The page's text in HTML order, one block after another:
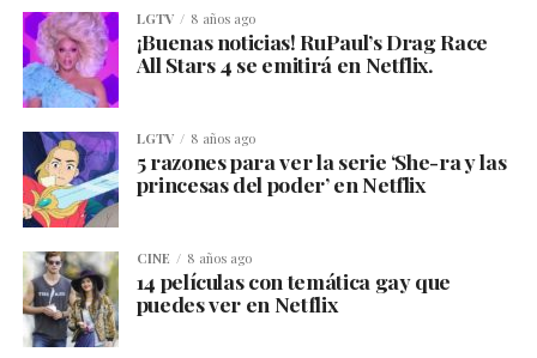
LGTV 8 años ago
¡Buenas noticias! RuPaul’s Drag Race
All Stars 4 se emitirá en Netflix.
LGTV 8 años ago
5 razones para ver la serie ‘She-ra y las
princesas del poder’ en Netflix
CINE 8 años ago
14 películas con temática gay que
puedes ver en Netflix